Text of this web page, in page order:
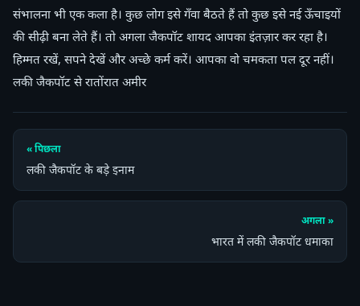
संभालना भी एक कला है। कुछ लोग इसे गँवा बैठते हैं तो कुछ इसे नई ऊँचाइयों
की सीढ़ी बना लेते हैं। तो अगला जैकपॉट शायद आपका इंतज़ार कर रहा है।
हिम्मत रखें, सपने देखें और अच्छे कर्म करें। आपका वो चमकता पल दूर नहीं।
लकी जैकपॉट से रातोंरात अमीर
« पिछला
लकी जैकपॉट के बड़े इनाम
अगला »
भारत में लकी जैकपॉट धमाका